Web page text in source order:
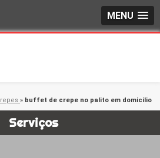
MENU
» buffet de crepe no palito em domicilio
Serviços